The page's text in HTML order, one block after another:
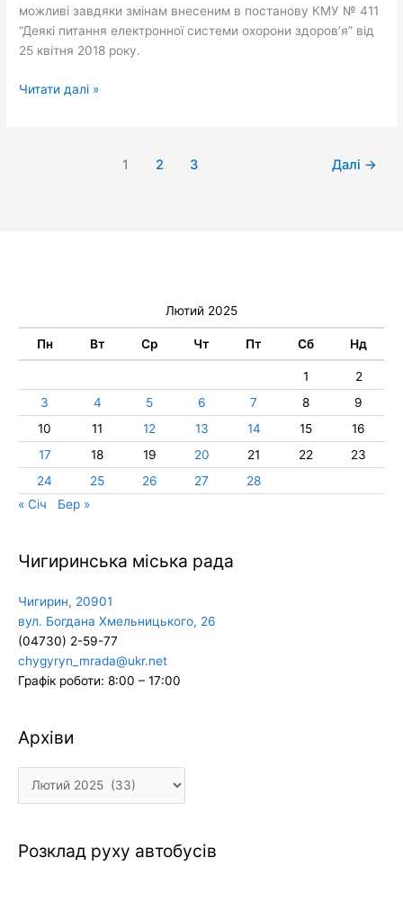
можливі завдяки змінам внесеним в постанову КМУ № 411
“Деякі питання електронної системи охорони здоров’я” від
25 квітня 2018 року.
Читати далі »
1 2 3 Далі →
Лютий 2025
Пн Вт Ср Чт Пт Сб Нд
1
2
3
4 5 6 7 8
9
10
11 12 13 14 15
16
17
18 19 20 21 22
23
24
25 26 27
28
« Січ
Бер »
Чигиринська міська рада
Чигирин, 20901
вул. Богдана Хмельницького, 26
(04730) 2-59-77
chygyryn_mrada@ukr.net
Графік роботи: 8:00 – 17:00
Архіви
Архіви
Розклад руху автобусів